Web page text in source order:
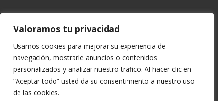
Valoramos tu privacidad
Usamos cookies para mejorar su experiencia de
navegación, mostrarle anuncios o contenidos
personalizados y analizar nuestro tráfico. Al hacer clic en
“Aceptar todo” usted da su consentimiento a nuestro uso
de las cookies.
Contacto
91 713 07 70
info@ucemadrid.com
reclamaciones@ucemadrid.com